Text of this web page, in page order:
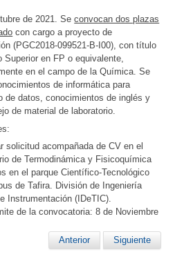
de 2021. Seconvocan dos plazas
con cargo a proyecto de
(PGC2018-099521-B-I00), con título
Superior en FP o equivalente,
en el campo de la Química. Se
de informática para
de datos, conocimientos de inglés y
de material de laboratorio.
solicitud acompañada de CV en el
de Termodinámica y Fisicoquímica
en el parque Científico-Tecnológico
de Tafira. División de Ingeniería
Instrumentación (IDeTIC).
de la convocatoria: 8 de Noviembre
Anterior
Siguiente